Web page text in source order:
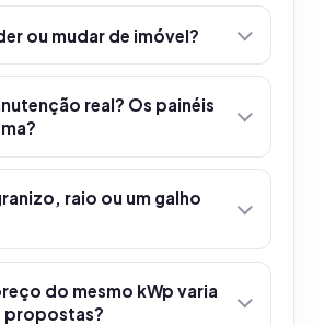
ou mudar de imóvel?
real? Os painéis
raio ou um galho
do mesmo kWp varia
propostas?